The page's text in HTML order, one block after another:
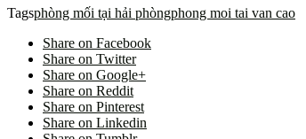
Tagsphòng mối tại hải phòngphong moi tai van cao
Share on Facebook
Share on Twitter
Share on Google+
Share on Reddit
Share on Pinterest
Share on Linkedin